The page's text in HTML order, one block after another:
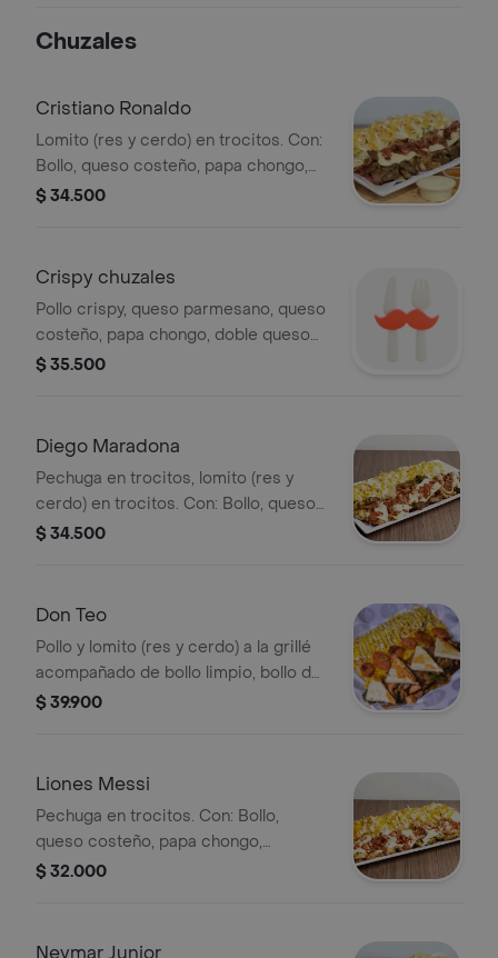
Rodman
Chuzales
Cristiano Ronaldo
Lomito (res y cerdo) en trocitos. Con:
Bollo, queso costeño, papa chongo,
gratinado, tocineta, salsa de piña
$ 34.500
Crispy chuzales
Pollo crispy, queso parmesano, queso
costeño, papa chongo, doble queso
gratinado, maíz, tocineta, bollo de
rosada de la casa.
$ 35.500
Diego Maradona
Pechuga en trocitos, lomito (res y
cerdo) en trocitos. Con: Bollo, queso
costeño, papa chongo, gratinado,
$ 34.500
Don Teo
Pollo y lomito (res y cerdo) a la grillé
acompañado de bollo limpio, bollo de
mazorca, queso costeño rallado y
desgranado, salsas Gordales y piña
$ 39.900
Liones Messi
Pechuga en trocitos. Con: Bollo,
queso costeño, papa chongo,
gratinado, tocineta, salsa de piña
$ 32.000
Neymar Junior